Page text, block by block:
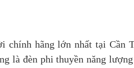
hãng lớn nhất tại Cần
là đèn phi thuyền năng